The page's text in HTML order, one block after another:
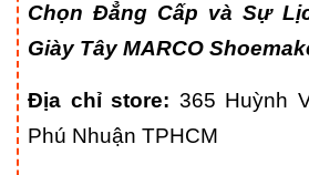
Chọn Đẳng Cấp và Sự
Giày Tây MARCO
Địa chỉ store: 365 Huỳnh
Phú Nhuận TPHCM